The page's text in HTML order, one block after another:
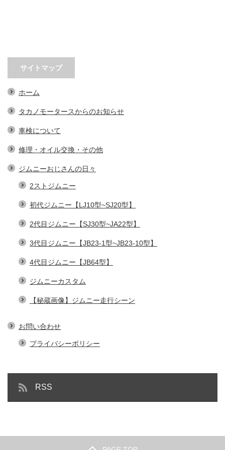
サイトマップ
ホーム
タカノモータースからのお知らせ
車検について
修理・オイル交換・その他
ジムニーおじさんの日々
2ストジムニー
初代ジムニー【LJ10型~SJ20型】
2代目ジムニー【SJ30型~JA22型】
3代目ジムニー【JB23-1型~JB23-10型】
4代目ジムニー【JB64型】
ジムニーカスタム
【秘蔵画像】ジムニー走行シーン
お問い合わせ
プライバシーポリシー
RSS